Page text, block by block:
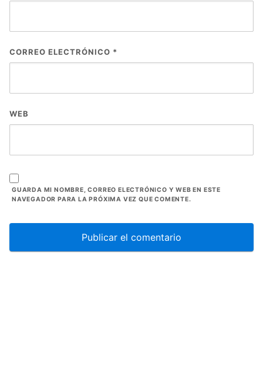
CORREO ELECTRÓNICO *
WEB
GUARDA MI NOMBRE, CORREO ELECTRÓNICO Y WEB EN ESTE
NAVEGADOR PARA LA PRÓXIMA VEZ QUE COMENTE.